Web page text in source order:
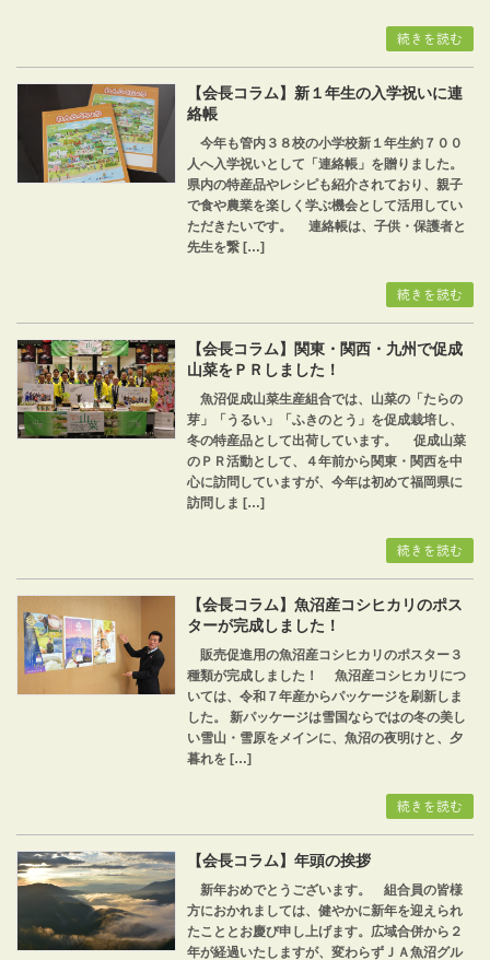
続きを読む
【会長コラム】新１年生の入学祝いに連
絡帳
今年も管内３８校の小学校新１年生約７００
人へ入学祝いとして「連絡帳」を贈りました。
県内の特産品やレシピも紹介されており、親子
で食や農業を楽しく学ぶ機会として活用してい
ただきたいです。 連絡帳は、子供・保護者と
先生を繋 […]
続きを読む
【会長コラム】関東・関西・九州で促成
山菜をＰＲしました！
魚沼促成山菜生産組合では、山菜の「たらの
芽」「うるい」「ふきのとう」を促成栽培し、
冬の特産品として出荷しています。 促成山菜
のＰＲ活動として、４年前から関東・関西を中
心に訪問していますが、今年は初めて福岡県に
訪問しま […]
続きを読む
【会長コラム】魚沼産コシヒカリのポス
ターが完成しました！
販売促進用の魚沼産コシヒカリのポスター３
種類が完成しました！ 魚沼産コシヒカリにつ
いては、令和７年産からパッケージを刷新しま
した。 新パッケージは雪国ならではの冬の美し
い雪山・雪原をメインに、魚沼の夜明けと、夕
暮れを […]
続きを読む
【会長コラム】年頭の挨拶
新年おめでとうございます。 組合員の皆様
方におかれましては、健やかに新年を迎えられ
たこととお慶び申し上げます。広域合併から２
年が経過いたしますが、変わらずＪＡ魚沼グル